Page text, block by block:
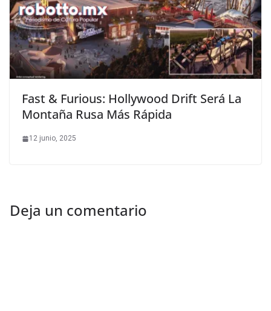
Fast & Furious: Hollywood Drift Será La
Montaña Rusa Más Rápida
12 junio, 2025
Deja un comentario